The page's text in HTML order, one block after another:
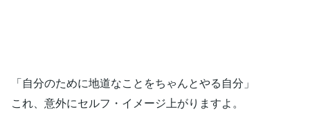
「自分のために地道なことをちゃんとやる自分」
これ、意外にセルフ・イメージ上がりますよ。